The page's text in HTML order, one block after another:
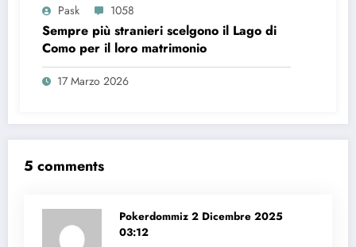
Pask 1058
Sempre più stranieri scelgono il Lago di
Como per il loro matrimonio
17 Marzo 2026
5 comments
Pokerdommiz 2 Dicembre 2025
03:12